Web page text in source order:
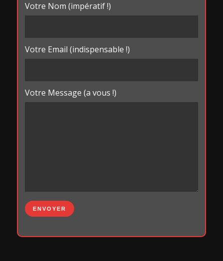
Votre Nom (impératif !)
Votre Email (indispensable !)
Votre Message (a vous !)